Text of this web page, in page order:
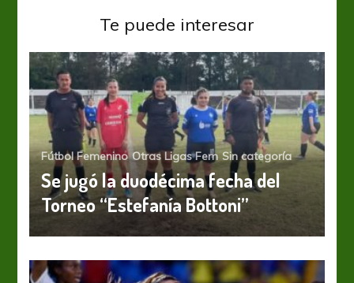
Te puede interesar
Fútbol Femenino Otras Ligas Fem Sin categoría
Se jugó la duodécima fecha del
Torneo “Estefanía Bottoni”